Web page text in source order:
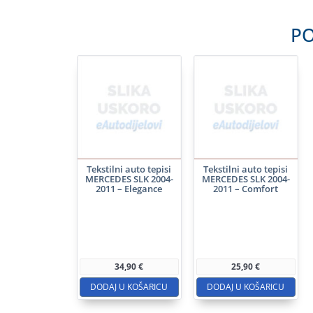
Tekstilni auto tepisi
MERCEDES SLK 2004-
2011 – Elegance
34,90€
DODAJ U KOŠARICU
Tekstilni auto tepisi
MERCEDES SLK 2004-
2011 – Comfort
25,90€
DODAJ U KOŠARICU